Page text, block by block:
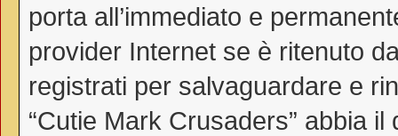
porta all’immediato e
provider Internet se è ritenuto
registrati per salvaguardare e
“Cutie Mark Crusaders” abbia